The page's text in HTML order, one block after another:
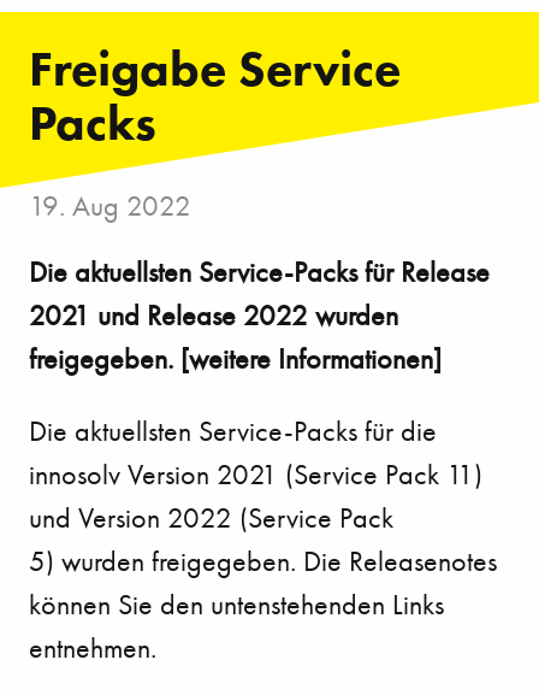
Freigabe Service
Packs
19. Aug 2022
Die aktuellsten Service-Packs für Release
2021 und Release 2022 wurden
freigegeben. [weitere Informationen]
Die aktuellsten Service-Packs für die
innosolv Version 2021 (Service Pack 11)
und Version 2022 (Service Pack
5) wurden freigegeben. Die Releasenotes
können Sie den untenstehenden Links
entnehmen.